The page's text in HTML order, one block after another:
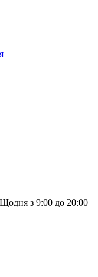
Щодня з 9:00 до 20:00